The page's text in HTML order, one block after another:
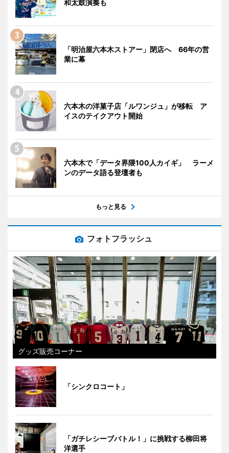
和太鼓演奏も
「明治屋六本木ストアー」閉店へ 66年の営
業に幕
六本木の洋菓子店「ルワンジュ」が移転 ア
イスのテイクアウト開始
六本木で「データ界隈100人カイギ」 ラーメ
ンのデータ語る登壇者も
もっと見る
フォトフラッシュ
グッズ販売コーナー
「シンクロコート」
「ガチレシーブバトル！」に挑戦する柳田将
洋選手